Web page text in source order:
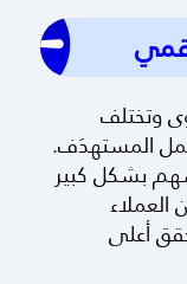
وتختلف
المستهدَف.
بشكل كبير
أعلى